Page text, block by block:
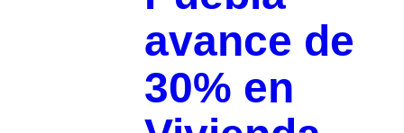
avance de
30% en